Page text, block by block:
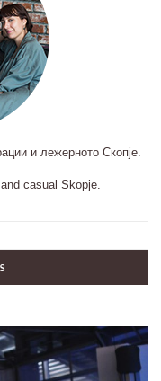
и лежерното Скопје.
casual Skopje.